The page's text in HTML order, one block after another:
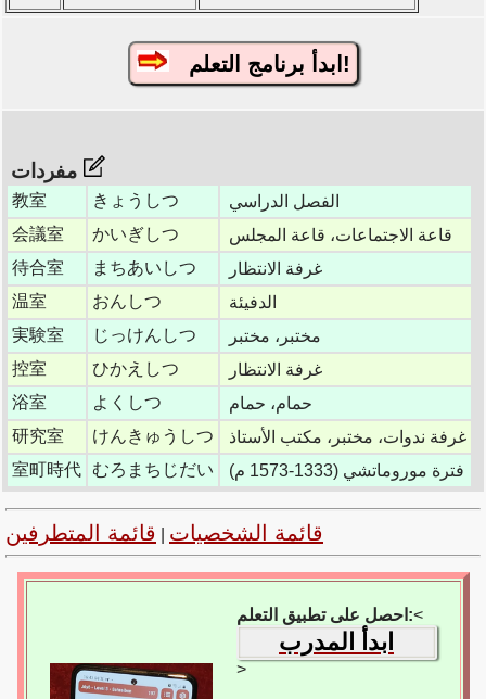
ابدأ برنامج التعلم!
教室 きょうしつ
الفصل الدراسي
会議室
かいぎしつ
قاعة الاجتماعات، قاعة المجلس
待合室
まちあいしつ
غرفة الانتظار
温室
おんしつ
الدفيئة
実験室
じっけんしつ
مختبر، مختبر
控室
ひかえしつ
غرفة الانتظار
浴室
よくしつ
حمام، حمام
研究室
けんきゅうしつ
غرفة ندوات، مختبر، مكتب الأستاذ
室町時代 むろまちじだい فترة موروماتشي (1333-1573 م)
قائمة الشخصيات قائمة المتطرفين
احصل على تطبيق التعلم:<
ابدأ المدرب
>